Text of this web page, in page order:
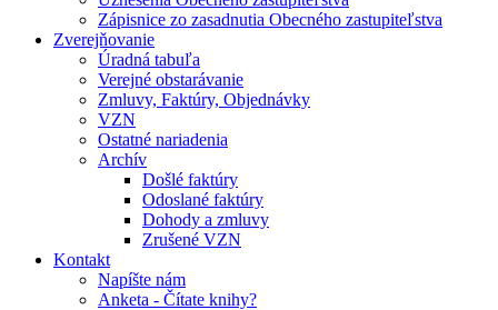
Zápisnice zo zasadnutia Obecného zastupiteľstva
Zverejňovanie
Úradná tabuľa
Verejné obstarávanie
Zmluvy, Faktúry, Objednávky
VZN
Ostatné nariadenia
Archív
Došlé faktúry
Odoslané faktúry
Dohody a zmluvy
Zrušené VZN
Kontakt
Napíšte nám
Anketa - Čítate knihy?